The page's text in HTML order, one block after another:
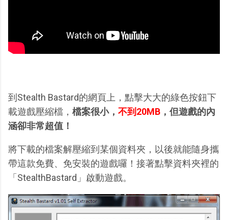
到Stealth Bastard的網頁上，點擊大大的綠色按鈕下
載遊戲壓縮檔， 檔案很小， 不到20MB ，但遊戲的內
涵卻非常超值！
將下載的檔案解壓縮到某個資料夾，以後就能隨身攜
帶這款免費、免安裝的遊戲囉！接著點擊資料夾裡的
「StealthBastard」啟動遊戲。